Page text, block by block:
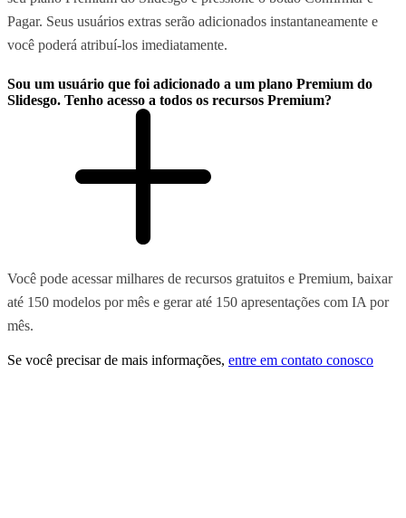
Pagar. Seus usuários extras serão adicionados instantaneamente e
você poderá atribuí-los imediatamente.
Sou um usuário que foi adicionado a um plano Premium do
Slidesgo. Tenho acesso a todos os recursos Premium?
Você pode acessar milhares de recursos gratuitos e Premium, baixar
até 150 modelos por mês e gerar até 150 apresentações com IA por
mês.
Se você precisar de mais informações, entre em contato conosco